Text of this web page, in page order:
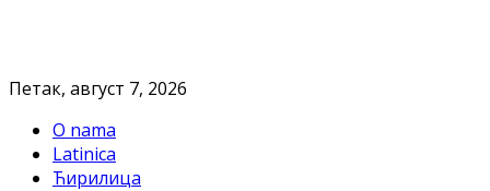
Петак, август 7, 2026
O nama
Latinica
Ћирилица